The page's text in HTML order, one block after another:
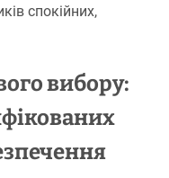
спокійних,
вибору: